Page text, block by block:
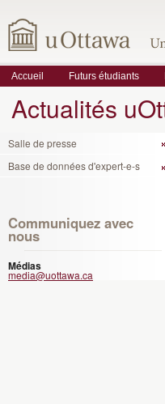
Accueil Futurs étudiants
Actualités
Salle de presse
Base de données d'expert-e-s
Communiquez avec
nous
Médias
media@uottawa.ca